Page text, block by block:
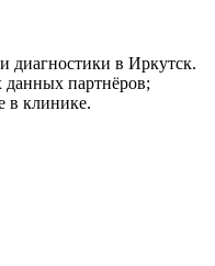
диагностики в Иркутск.
партнёров;
в клинике.